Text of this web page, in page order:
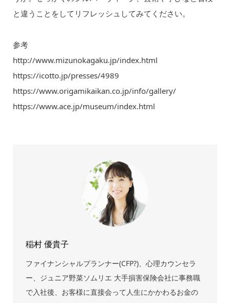
と違うことをしてリフレッシュしてみてください。
参考
http://www.mizunokagaku.jp/index.html
https://icotto.jp/presses/4989
https://www.origamikaikan.co.jp/info/gallery/
https://www.ace.jp/museum/index.html
稲村 優貴子
ファイナンシャルプランナー(CFP?)、心理カウンセラ
ー、ジュニア野菜ソムリエ 大手損害保険会社に事務職
で入社後、お客様に直接会って人生にかかわるお金の